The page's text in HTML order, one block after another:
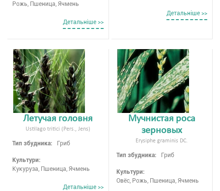
Рожь, Пшеница, Ячмень
Детальнiше >>
Детальнiше >>
Летучая головня
Ustilago tritici (Pers., Jens)
Тип збудника: Гриб
Культури:
Кукуруза, Пшеница, Ячмень
Детальнiше >>
Мучнистая роса
зерновых
Erysiphe graminis DC.
Тип збудника: Гриб
Культури:
Овёс, Рожь, Пшеница, Ячмень